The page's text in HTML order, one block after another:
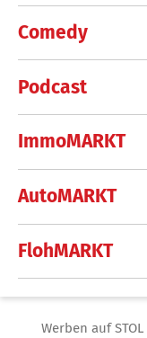
Comedy
Podcast
ImmoMARKT
AutoMARKT
FlohMARKT
Werben auf STOL